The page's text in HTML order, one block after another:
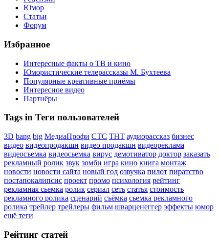
Юмор
Статьи
Форум
Избранное
Интересные факты о ТВ и кино
Юмористические телерассказы М. Бухтеева
Популярные креативные приёмы
Интересное видео
Партнёры
Tags in Теги пользователей
3D bang big МедиаПрофи СТС ТНТ аудиорассказ бизнес
видео видеопродакшн видео продакшн видеореклама
видеосъемка видеосьемка вирус демотиватор доктор заказать
рекламный ролик звук зомби игра кино книга монтаж
новости новости сайта новый год озвучка пилот пиратство
постапокалипсис проект промо психология рейтинг
рекламная сьемка ролик сериал сеть статья стоимость
рекламного ролика сценарий съёмка сьемка рекламного
ролика трейлер трейлеры фильм шварценеггер эффекты юмор
ещё теги
Рейтинг статей